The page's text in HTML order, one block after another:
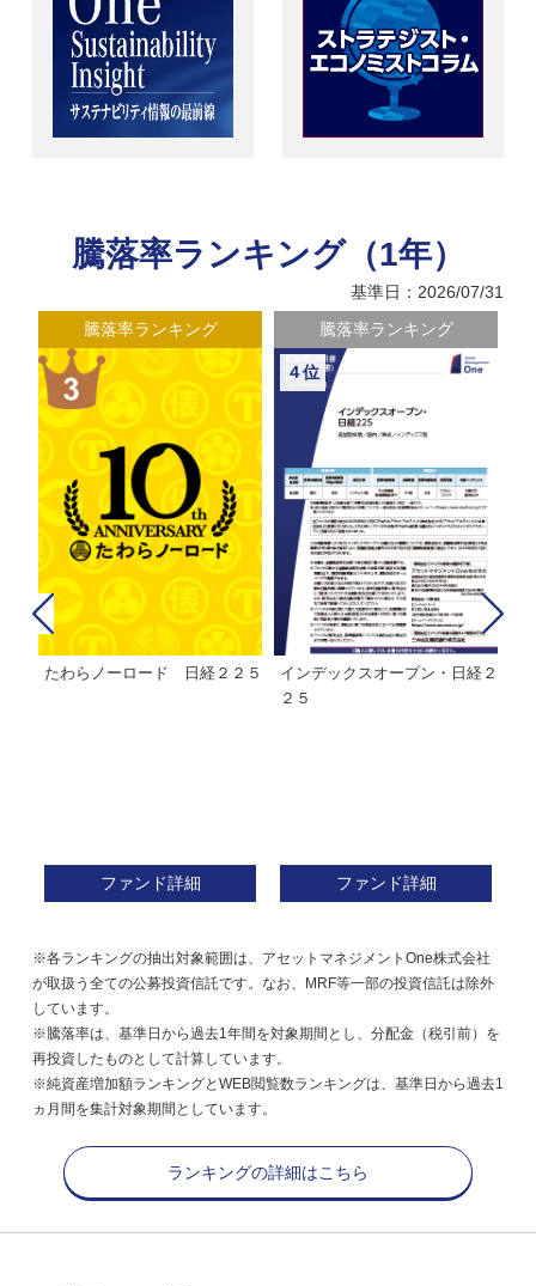
騰落率ランキング（1年）
基準日：2026/07/31
騰落率ランキング
たわらノーロード 日経２２５
ファンド詳細
騰落率ランキング
４位
インデックスオープン・日経２
２５
ファンド詳細
※各ランキングの抽出対象範囲は、アセットマネジメントOne株式会社
が取扱う全ての公募投資信託です。なお、MRF等一部の投資信託は除外
しています。
※騰落率は、基準日から過去1年間を対象期間とし、分配金（税引前）を
再投資したものとして計算しています。
※純資産増加額ランキングとWEB閲覧数ランキングは、基準日から過去1
ヵ月間を集計対象期間としています。
ランキングの詳細はこちら